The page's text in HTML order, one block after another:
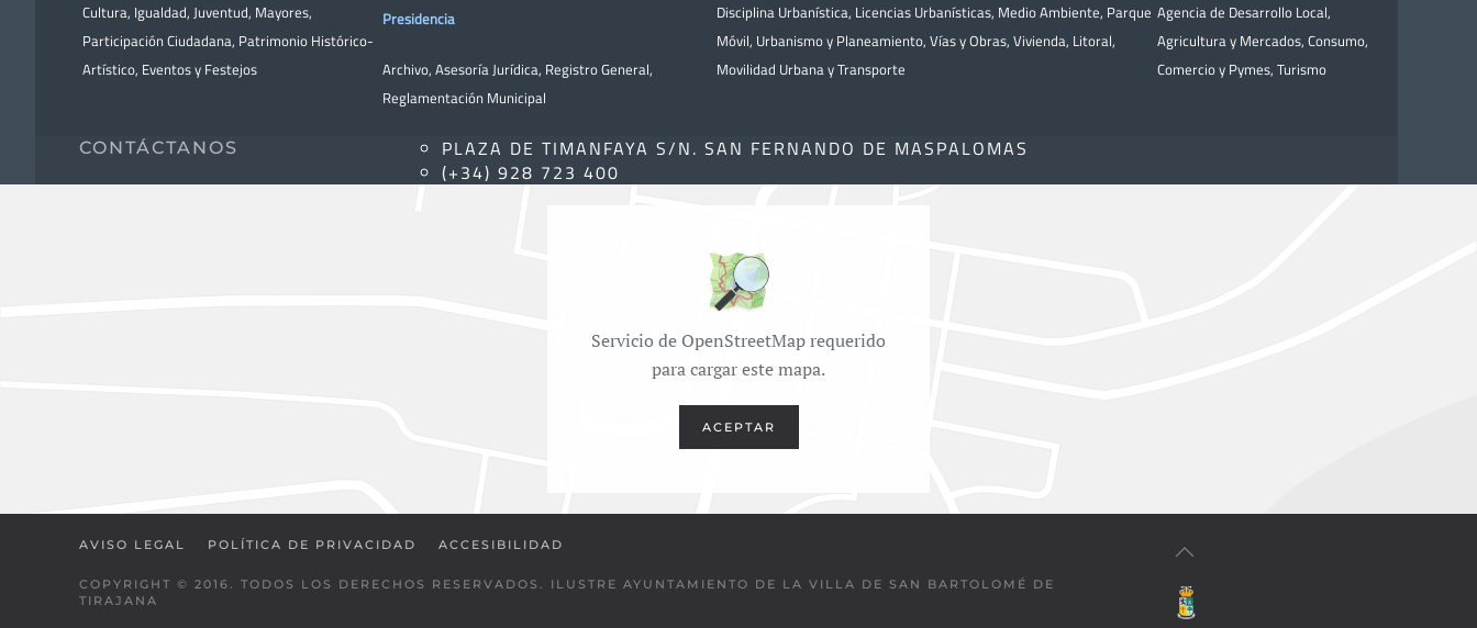
Cultura, Igualdad, Juventud, Mayores,
Participación Ciudadana, Patrimonio Histórico-
Artístico, Eventos y Festejos
Presidencia
Archivo, Asesoría Jurídica, Registro General,
Reglamentación Municipal
Disciplina Urbanística, Licencias Urbanísticas, Medio Ambiente, Parque
Móvil, Urbanismo y Planeamiento, Vías y Obras, Vivienda, Litoral,
Movilidad Urbana y Transporte
Agencia de Desarrollo Local,
Agricultura y Mercados, Consumo,
Comercio y Pymes, Turismo
CONTÁCTANOS
PLAZA DE TIMANFAYA S/N. SAN FERNANDO DE MASPALOMAS
(+34) 928 723 400
Servicio de OpenStreetMap requerido
para cargar este mapa.
ACEPTAR
AVISO LEGAL POLÍTICA DE PRIVACIDAD ACCESIBILIDAD
COPYRIGHT © 2016. TODOS LOS DERECHOS RESERVADOS. ILUSTRE AYUNTAMIENTO DE LA VILLA DE SAN BARTOLOMÉ DE
TIRAJANA